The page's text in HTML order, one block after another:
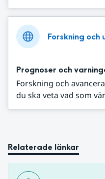
Forskning och
Prognoser och
Forskning och
du ska veta vad som
Relaterade länkar